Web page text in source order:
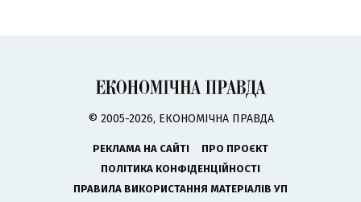
© 2005-2026, ЕКОНОМІЧНА ПРАВДА
РЕКЛАМА НА САЙТІ
ПРО ПРОЄКТ
ПОЛІТИКА КОНФІДЕНЦІЙНОСТІ
ПРАВИЛА ВИКОРИСТАННЯ МАТЕРІАЛІВ УП